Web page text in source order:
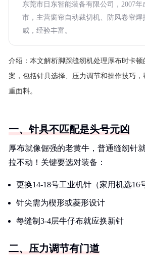
东莞市日东智能装备有限公司，2007
市，主营窗帘自动裁切机、防风卷帘焊
威，经验丰富。
介绍： 本文解析脚踩缝纫机处理厚布时卡
案，包括针具选择、压力调节和操作技巧
重面料。
一、针具不匹配是头号元凶
厚布就像倔强的老黄牛，普通缝纫
拉不动！关键要选对装备：
更换14-18号工业机针（家用机选16
针尖需为楔形或菱形设计
每缝制3-4层牛仔布就应换新针
二、压力调节有门道